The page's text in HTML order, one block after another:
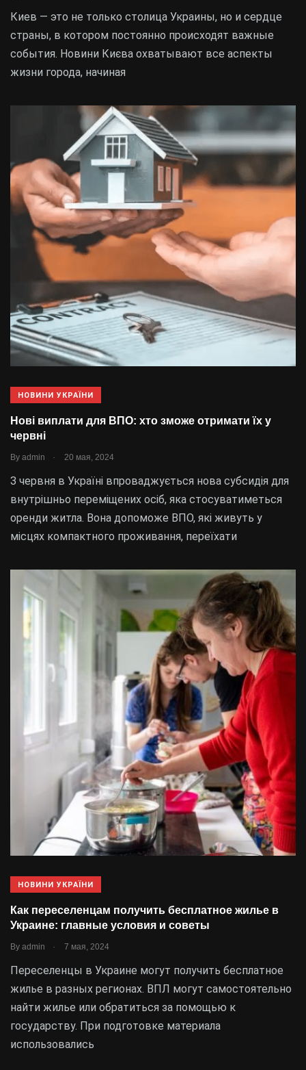
Киев — это не только столица Украины, но и сердце
страны, в котором постоянно происходят важные
события. Новини Києва охватывают все аспекты
жизни города, начиная
НОВИНИ УКРАЇНИ
Нові виплати для ВПО: хто зможе отримати їх у
червні
By admin . 20 мая, 2024
З червня в Україні впроваджується нова субсидія для
внутрішньо переміщених осіб, яка стосуватиметься
оренди житла. Вона допоможе ВПО, які живуть у
місцях компактного проживання, переїхати
НОВИНИ УКРАЇНИ
Как переселенцам получить бесплатное жилье в
Украине: главные условия и советы
By admin . 7 мая, 2024
Переселенцы в Украине могут получить бесплатное
жилье в разных регионах. ВПЛ могут самостоятельно
найти жилье или обратиться за помощью к
государству. При подготовке материала
использовались